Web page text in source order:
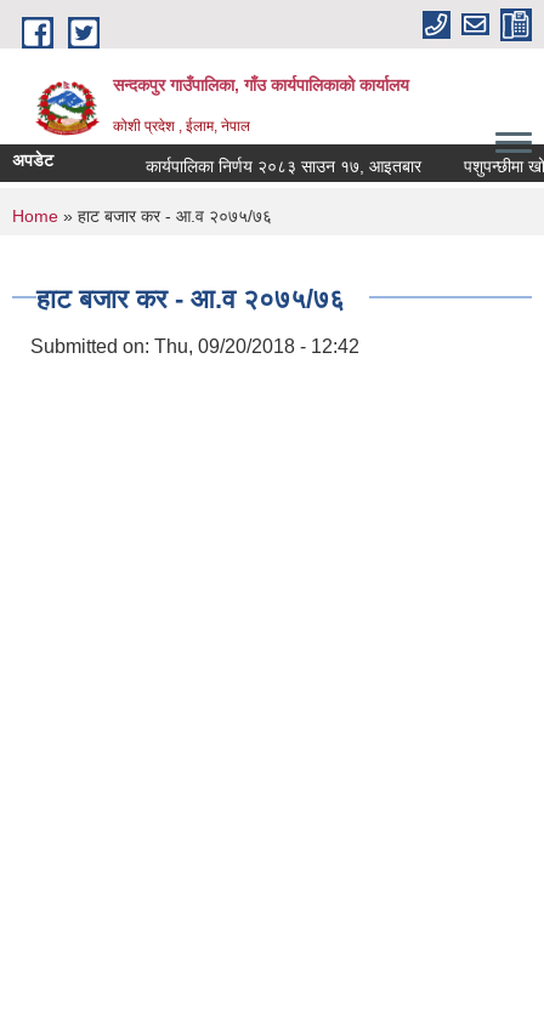
Skip to main content
सन्दकपुर गाउँपालिका, गाँउ कार्यपालिकाको कार्यालय
कोशी प्रदेश , ईलाम, नेपाल
अपडेट कार्यपालिका निर्णय २०८३ साउन १७, आइतबार पशुपन्छीमा खोप
You are here
Home » हाट बजार कर - आ.व २०७५/७६
हाट बजार कर - आ.व २०७५/७६
Submitted on: Thu, 09/20/2018 - 12:42